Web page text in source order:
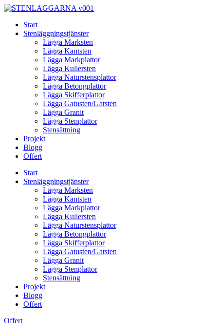
Skip
contentStart
Stenläggningstjänster
Lägga Marksten
Lägga Kantsten
Lägga Markplattor
Lägga Kullersten
Lägga Naturstensplattor
Lägga Betongplattor
Lägga Skifferplattor
Lägga Gatusten/Gatsten
Lägga Granit
Lägga Stenplattor
Stensättning
Projekt
Blogg
Offert
Start
Stenläggningstjänster
Lägga Marksten
Lägga Kantsten
Lägga Markplattor
Lägga Kullersten
Lägga Naturstensplattor
Lägga Betongplattor
Lägga Skifferplattor
Lägga Gatusten/Gatsten
Lägga Granit
Lägga Stenplattor
Stensättning
Projekt
Blogg
Offert
Offert